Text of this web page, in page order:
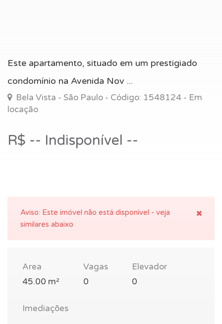
Este apartamento, situado em um prestigiado
condomínio na Avenida Nov ...
Bela Vista - São Paulo - Código: 1548124 - Em
locação
R$ -- Indisponível --
Aviso: Este imóvel não está disponível - veja
similares abaixo
Area
45.00 m²
Vagas
0
Elevador
0
Imediações